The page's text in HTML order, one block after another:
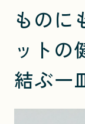
ものに
ットの
結ぶ一